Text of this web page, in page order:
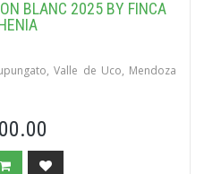
BLANC 2025 BY FINCA
Valle de Uco, Mendoza